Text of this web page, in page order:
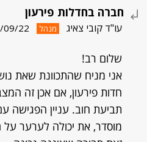
חברה בחדלות פירעון
עו"ד קובי צאיג מנהל 09/22
שלום רב!
אני מניח שהתכוונת שאת
חדות פירעון, אם אכן זה
תביעת חוב. עניין הפגישה
מוסדר, את יכולה לערער